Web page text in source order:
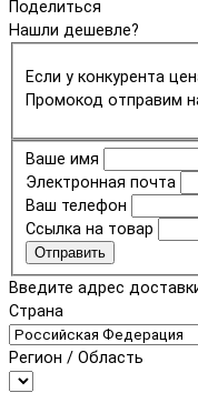
Поделиться
Нашли дешевле?
Если у конкурента
Промокод отправим
Ваше имя
Электронная почта
Ваш телефон
Ссылка на товар
Отправить
Введите адрес
Страна
Регион / Область